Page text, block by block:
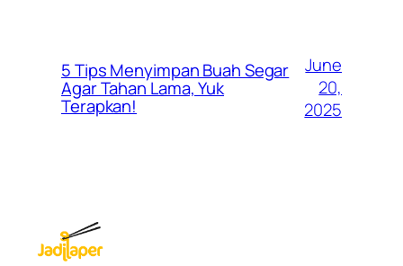
5 Tips Menyimpan Buah Segar
Agar Tahan Lama, Yuk
Terapkan!
June
20,
2025